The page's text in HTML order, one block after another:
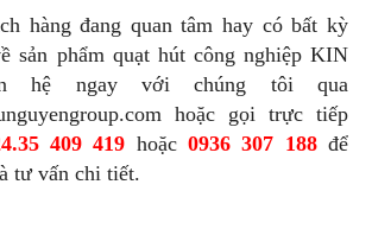
hàng đang quan tâm hay có bất kỳ
sản phẩm quạt hút công nghiệp KIN
hệ ngay với chúng tôi qua
hoặc gọi trực tiếp
409 419 hoặc0936 307 188để
tư vấn chi tiết.